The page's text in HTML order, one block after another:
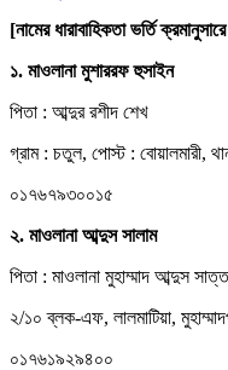
[নামের ধারাবাহিকতা ভর্তি
১. মাওলানা মুশাররফ হুসাইন
পিতা : আব্দুর রশীদ শেখ
গ্রাম : চতুল, পোস্ট : বোয়ালমারী,
০১৭৬৭৯৩০০১৫
২. মাওলানা আব্দুস সালাম
পিতা : মাওলানা মুহাম্মাদ আব্দুস
২/১০ ব্লক-এফ, লালমাটিয়া,
০১৭৬১৯২৯৪০০